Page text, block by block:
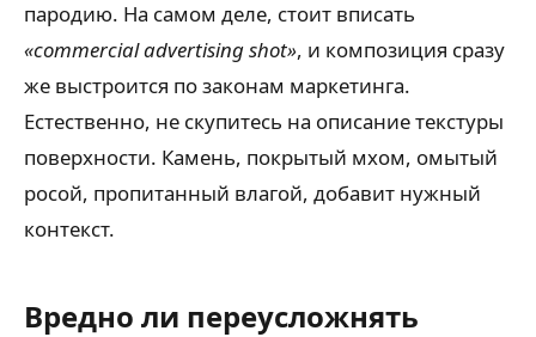
пародию. На самом деле, стоит вписать
«commercial advertising shot», и композиция сразу
же выстроится по законам маркетинга.
Естественно, не скупитесь на описание текстуры
поверхности. Камень, покрытый мхом, омытый
росой, пропитанный влагой, добавит нужный
контекст.
Вредно ли переусложнять